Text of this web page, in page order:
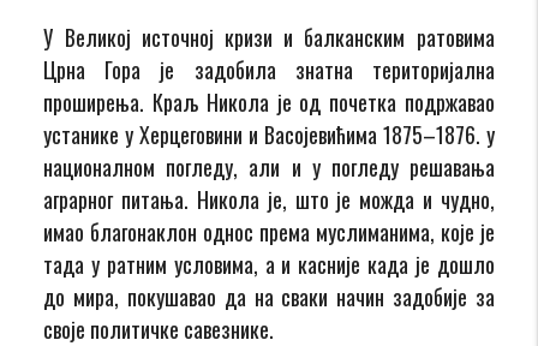
У Великој источној кризи и балканским ратовима
Црна Гора је задобила знатна територијална
проширења. Краљ Никола је од почетка подржавао
устанике у Херцеговини и Васојевићима 1875–1876. у
националном погледу, али и у погледу решавања
аграрног питања. Никола је, што је можда и чудно,
имао благонаклон однос према муслиманима, које је
тада у ратним условима, а и касније када је дошло
до мира, покушавао да на сваки начин задобије за
своје политичке савезнике.